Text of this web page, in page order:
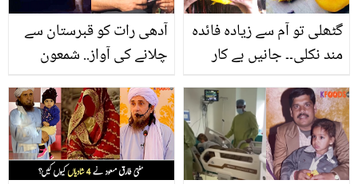
آدھی رات کو قبرستان سے
چلانے کی آواز.. شمعون
خوفناک ویڈیو شئیر کردی
گٹھلی تو آم سے زیادہ فائدہ
مند نکلی۔۔ جانیں بے کار
گٹھلیاں آپ کس طرح
استعمال کر سکتے ہیں؟